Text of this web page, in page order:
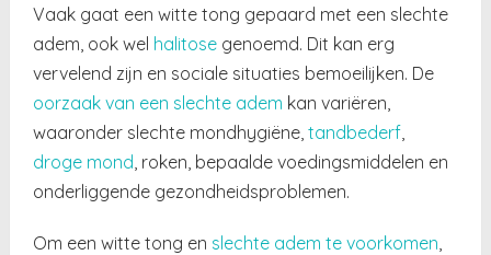
Vaak gaat een witte tong gepaard met een slechte
adem, ook wel halitose genoemd. Dit kan erg
vervelend zijn en sociale situaties bemoeilijken. De
oorzaak van een slechte adem kan variëren,
waaronder slechte mondhygiëne,tandbederf
droge mond , roken, bepaalde voedingsmiddelen en
onderliggende gezondheidsproblemen.
Om een witte tong en slechte adem te voorkomen